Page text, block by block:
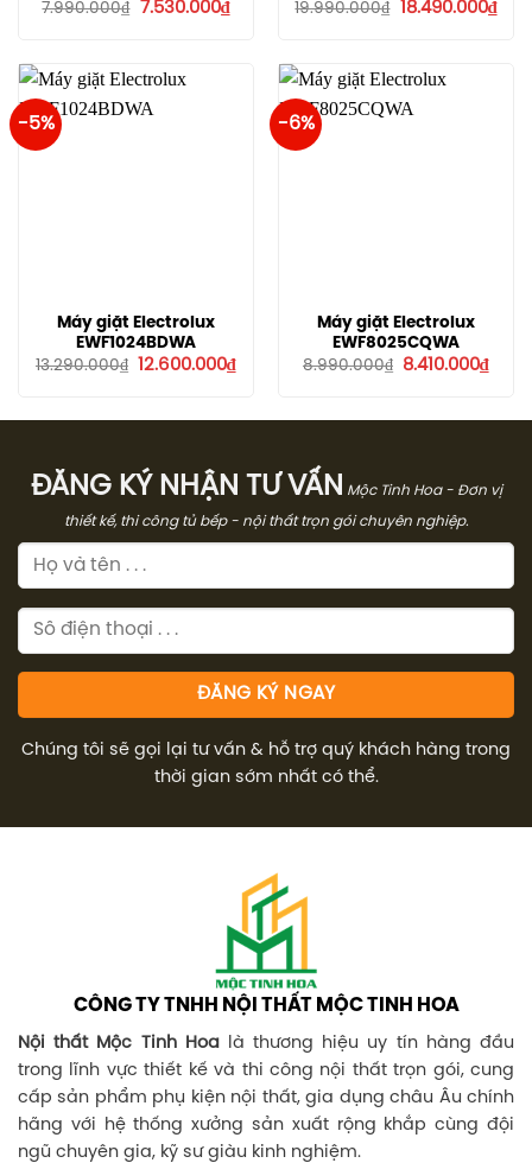
7.990.000₫
Giá
7.530.000₫Giá
hiện
7.530.000₫.
19.990.000₫
Giá
18.490.000₫Giá
hiện
-5%
Máy giặt Electrolux
EWF1024BDWA
13.290.000₫ Giá
12.600.000₫Giá
hiện
12.600.000₫.
-6%
Máy giặt Electrolux
EWF8025CQWA
8.990.000₫
Giá
8.410.000₫Giá
hiện
ĐĂNG KÝ NHẬN TƯ VẤN Mộc Tinh Hoa - Đơn vị
thiết kế, thi công tủ bếp - nội thất trọn gói chuyên nghiệp.
Chúng tôi sẽ gọi lại tư vấn & hỗ trợ quý khách hàng trong
thời gian sớm nhất có thể.
CÔNG TY TNHH NỘI THẤT MỘC TINH HOA
Nội thất Mộc Tinh Hoalà thương hiệu uy tín hàng đầu
trong lĩnh vực thiết kế và thi công nội thất trọn gói, cung
cấp sản phẩm phụ kiện nội thất, gia dụng châu Âu chính
hãng với hệ thống xưởng sản xuất rộng khắp cùng đội
ngũ chuyên gia, kỹ sư giàu kinh nghiệm.